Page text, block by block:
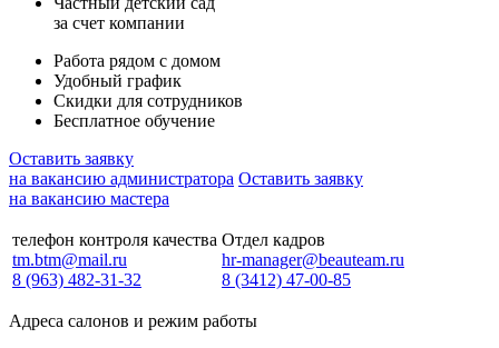
за счет компании
Работа рядом с домом
Удобный график
Скидки для сотрудников
Бесплатное обучение
Оставить заявку
на вакансию администратора Оставить заявку
на вакансию мастера
телефон контроля качества
tm.btm@mail.ru
8 (963) 482-31-32
Отдел кадров
hr-manager@beauteam.ru
8 (3412) 47-00-85
Адреса салонов и режим работы